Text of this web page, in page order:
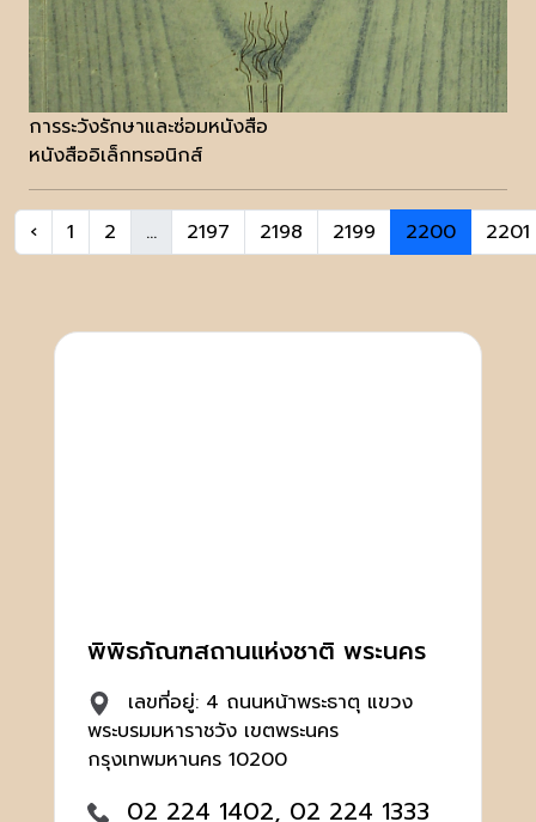
การระวังรักษาและซ่อมหนังสือ
หนังสืออิเล็กทรอนิกส์
‹ 1 2 ... 2197 2198 2199 2200 2201
พิพิธภัณฑสถานแห่งชาติ พระนคร
เลขที่อยู่: 4 ถนนหน้าพระธาตุ แขวง
พระบรมมหาราชวัง เขตพระนคร
กรุงเทพมหานคร 10200
02 224 1402, 02 224 1333